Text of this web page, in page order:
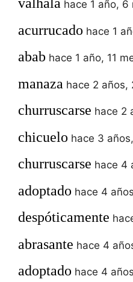
valhala hace 1 año, 6
acurrucado hace 1
abab hace 1 año, 11
manaza hace 2 años,
churruscarse hace 2
chicuelo hace 3
churruscarse hace 4
adoptado hace 4
despóticamente
abrasante hace 4
adoptado hace 4